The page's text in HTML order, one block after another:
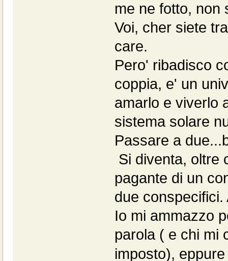
me ne fotto, non
Voi, cher siete
care.
Pero' ribadisco
coppia, e' un
amarlo e viverlo
sistema solare
Passare a
Si diventa, oltre
pagante di un
due
Io mi ammazzo
parola ( e chi mi
imposto),